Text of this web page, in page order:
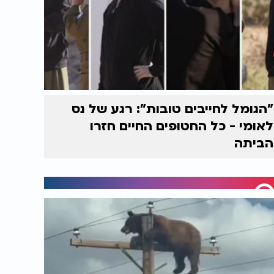
"הגומל לחייבים טובות": רגע של נס
לאומי - כל החטופים החיים חזרו
הביתה